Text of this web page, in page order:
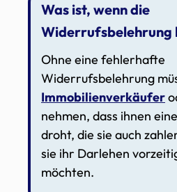
Was ist, wenn die
Widerrufsbelehrung
Ohne eine fehlerhafte
Widerrufsbelehrung
Immobilienverkäufer
nehmen, dass ihnen
droht, die sie auch
sie ihr Darlehen
möchten.